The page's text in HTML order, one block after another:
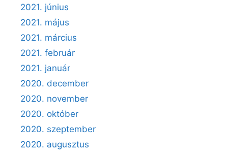
2021. június
2021. május
2021. március
2021. február
2021. január
2020. december
2020. november
2020. október
2020. szeptember
2020. augusztus